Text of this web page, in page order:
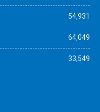
54,931
64,049
33,549